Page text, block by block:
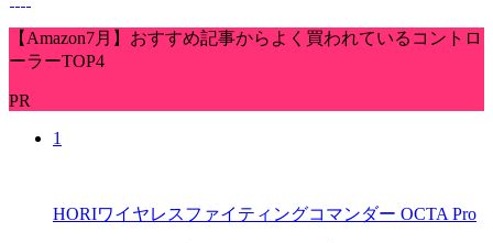
【Amazon7月】おすすめ記事からよく買われているコントロ
ーラーTOP4
PR
1
HORIワイヤレスファイティングコマンダー OCTA Pro